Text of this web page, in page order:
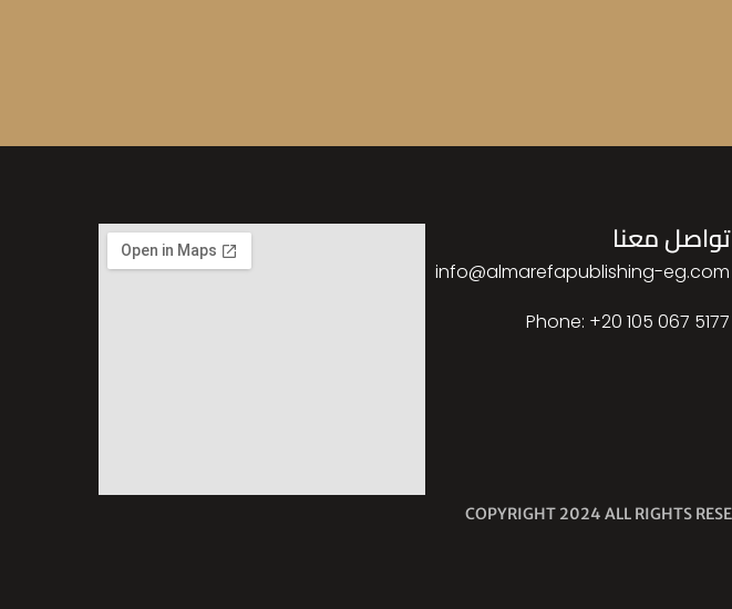
تواصل معنا
info@almarefapublishing-eg.com
Phone: ‎+20 105 067 5177